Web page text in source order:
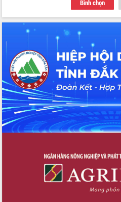
Tập huấn ứng dụng trí tuệ nhân tạo (AI)
trong thương mại điện tử năm 2026
Đoàn đại biểu Quốc hội tỉnh Đắk Lắk
trao đổi thông tin trước Kỳ họp thứ
nhất, Quốc hội khóa XVI
Quyết liệt cải cách hành chính, khơi
thông nguồn lực phát triển
Nâng cao hiệu lực, hiệu quả HĐND
tỉnh thông qua hiện đại hóa hành chính
Xã Ea Phê gắn cải cách hành chính với
chuyển đổi số
Phó Chủ tịch Thường trực UBND tỉnh
tâm Phục vụ hành chính công xã Ea
Xây dựng nền hành chính số đồng
hành cùng nông dân dân, doanh nghiệp
Bình chọn